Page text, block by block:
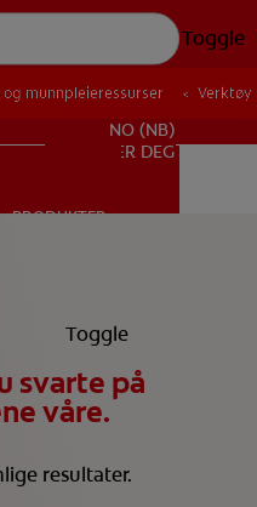
Toggle
FOR FAGFOLK
NO (NB)
REGISTRER DEG
PRODUKTER
OPPDRAG
MUNNHELSE
PRODUKTER
Toggle
munnpleieressurser Verktøy
svarte på
våre.
resultater.